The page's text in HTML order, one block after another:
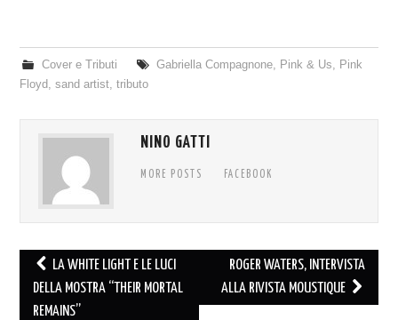
Cover e Tributi Gabriella Compagnone, Pink & Us, Pink
Floyd,sand artist,tributo
NINO GATTI
MORE POSTS FACEBOOK
Post
navigation
LA WHITE LIGHT E LE LUCI
DELLA MOSTRA “THEIR MORTAL
REMAINS”
ROGER WATERS, INTERVISTA
ALLA RIVISTA MOUSTIQUE